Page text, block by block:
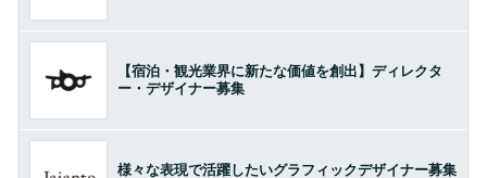
【宿泊・観光業界に新たな価値を創出】ディレクタ
ー・デザイナー募集
様々な表現で活躍したいグラフィックデザイナー募集